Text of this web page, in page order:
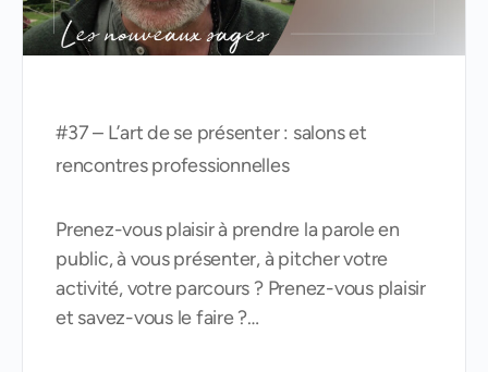
#37 – L’art de se présenter : salons et
rencontres professionnelles
Prenez-vous plaisir à prendre la parole en
public, à vous présenter, à pitcher votre
activité, votre parcours ? Prenez-vous plaisir
et savez-vous le faire ?…